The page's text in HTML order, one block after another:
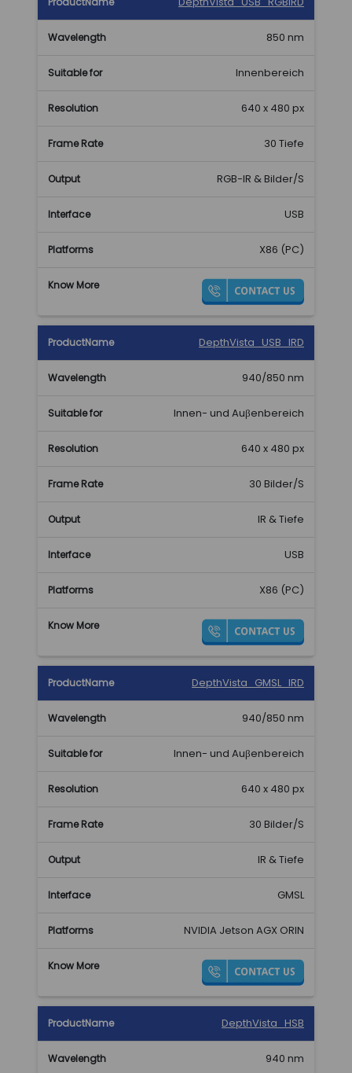
850 nm
Innenbereich
640 x 480 px
30 Tiefe
RGB-IR & Bilder/S
USB
X86 (PC)
DepthVista_USB_IRD
940/850 nm
Innen- und Auβenbereich
640 x 480 px
30 Bilder/S
IR & Tiefe
USB
X86 (PC)
DepthVista_GMSL_IRD
940/850 nm
Innen- und Auβenbereich
640 x 480 px
30 Bilder/S
IR & Tiefe
GMSL
NVIDIA Jetson AGX ORIN
DepthVista_HSB
940 nm